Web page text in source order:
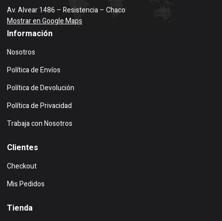
Av. Alvear 1486 – Resistencia – Chaco
Mostrar en Google Maps
Información
Nosotros
Política de Envíos
Política de Devolución
Política de Privacidad
Trabaja con Nosotros
Clientes
Checkout
Mis Pedidos
Tienda